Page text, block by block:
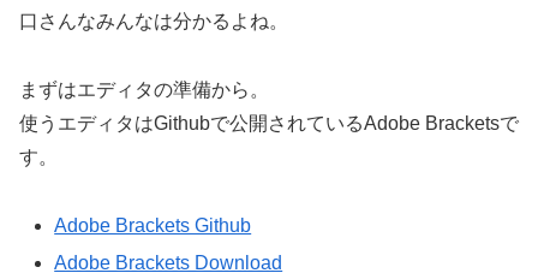
口さんなみんなは分かるよね。
まずはエディタの準備から。
使うエディタはGithubで公開されているAdobe Bracketsで
す。
Adobe Brackets Github
Adobe Brackets Download